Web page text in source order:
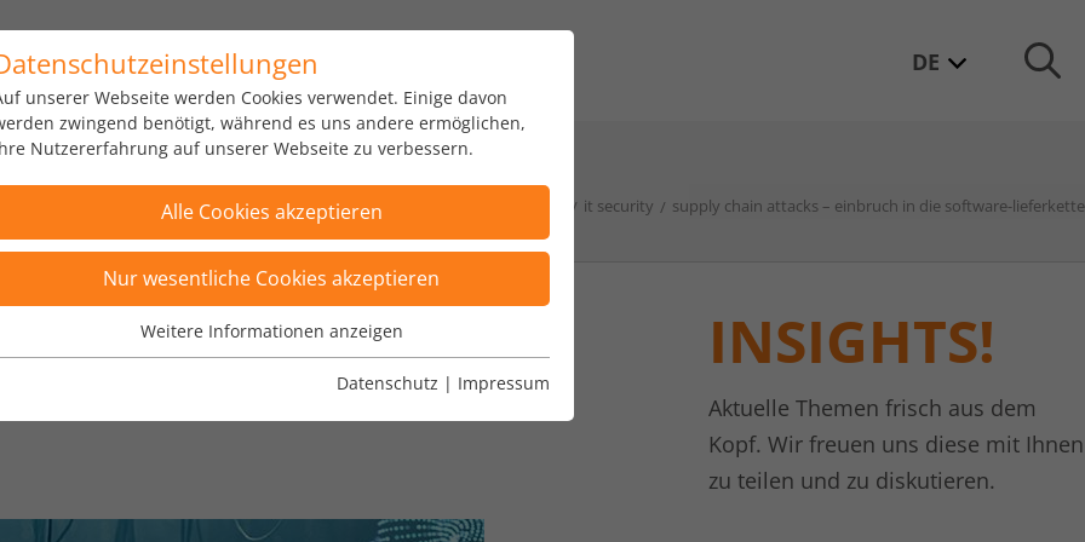
Portfolio Über uns DE
home it security supply chain attacks – einbruch in die software-lieferkette
in die Software-
INSIGHTS!
Aktuelle Themen frisch aus dem
Kopf. Wir freuen uns diese mit Ihnen
zu teilen und zu diskutieren.
unserer Webseite werden Cookies verwendet. Einige davon
zwingend benötigt, während es uns andere ermöglichen,
Nutzererfahrung auf unserer Webseite zu verbessern.
Alle Cookies akzeptieren
Nur wesentliche Cookies akzeptieren
Wesentliche Cookies
Wesentliche Cookies werden für grundlegende Funktionen der
einwandfrei funktioniert.
Anbieter
Weitere Informationen anzeigen
Datenschutz | Impressum